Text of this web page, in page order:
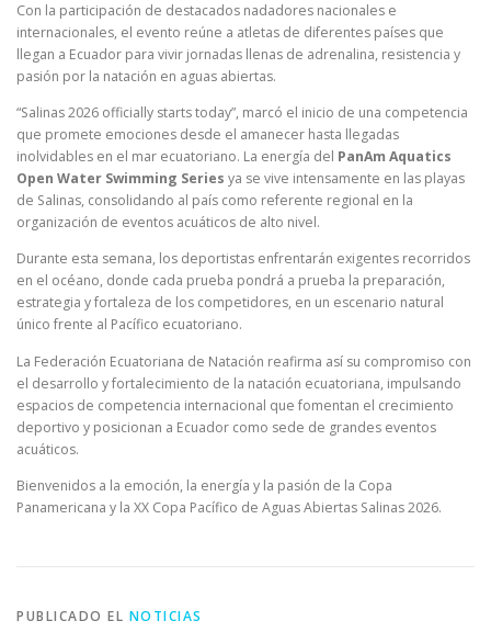
Con la participación de destacados nadadores nacionales e
internacionales, el evento reúne a atletas de diferentes países que
llegan a Ecuador para vivir jornadas llenas de adrenalina, resistencia y
pasión por la natación en aguas abiertas.
“Salinas 2026 officially starts today”, marcó el inicio de una competencia
que promete emociones desde el amanecer hasta llegadas
inolvidables en el mar ecuatoriano. La energía del PanAm Aquatics
Open Water Swimming Series ya se vive intensamente en las playas
de Salinas, consolidando al país como referente regional en la
organización de eventos acuáticos de alto nivel.
Durante esta semana, los deportistas enfrentarán exigentes recorridos
en el océano, donde cada prueba pondrá a prueba la preparación,
estrategia y fortaleza de los competidores, en un escenario natural
único frente al Pacífico ecuatoriano.
La Federación Ecuatoriana de Natación reafirma así su compromiso con
el desarrollo y fortalecimiento de la natación ecuatoriana, impulsando
espacios de competencia internacional que fomentan el crecimiento
deportivo y posicionan a Ecuador como sede de grandes eventos
acuáticos.
Bienvenidos a la emoción, la energía y la pasión de la Copa
Panamericana y la XX Copa Pacífico de Aguas Abiertas Salinas 2026.
PUBLICADO EL NOTICIAS